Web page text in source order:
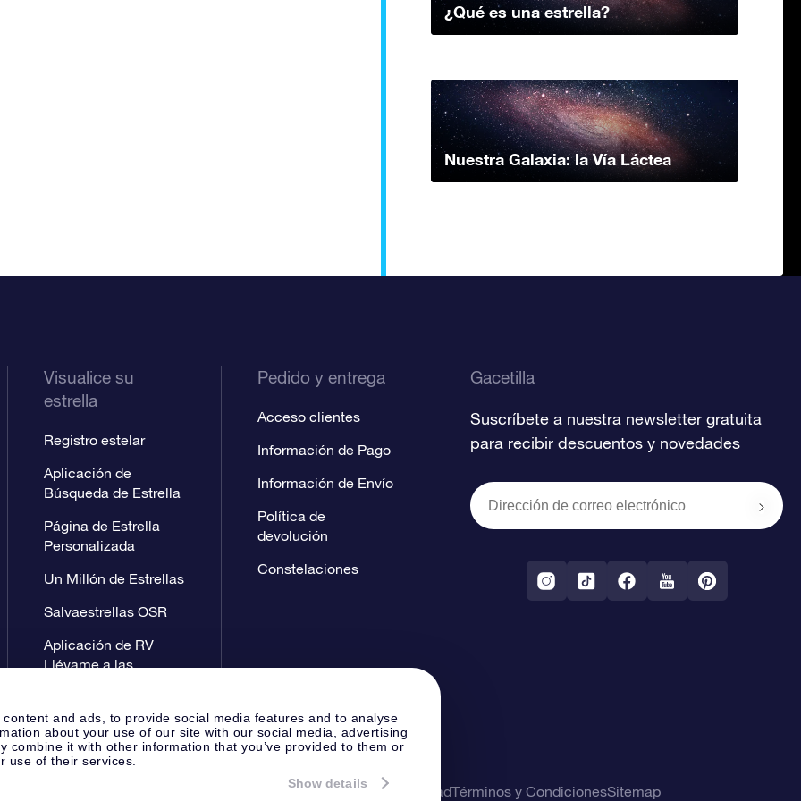
and ads, to provide social media features and to analyse
about your use of our site with our social media, advertising
combine it with other information that you’ve provided to them or
use of their services.
Show details
¿Qué es una estrella?
Nuestra Galaxia: la Vía Láctea
Visualice su
estrella
Registro estelar
Aplicación de
Búsqueda de Estrella
Página de Estrella
Personalizada
Un Millón de Estrellas
Salvaestrellas OSR
Aplicación de RV
Llévame a las
Pedido y entrega
Acceso clientes
Información de Pago
Información de Envío
Política de
devolución
Constelaciones
Gacetilla
Suscríbete a nuestra newsletter gratuita
para recibir descuentos y novedades
Página de prensaPolítica de PrivacidadTérminos y CondicionesSitemap